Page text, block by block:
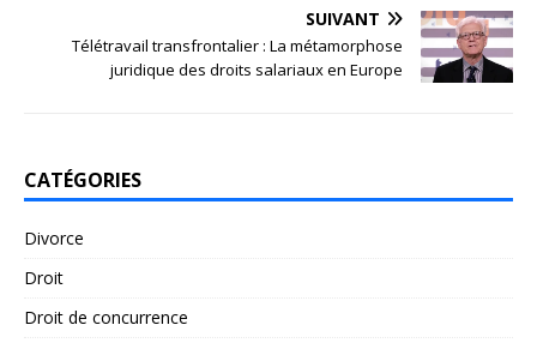
SUIVANT
Télétravail transfrontalier : La métamorphose
juridique des droits salariaux en Europe
CATÉGORIES
Divorce
Droit
Droit de concurrence